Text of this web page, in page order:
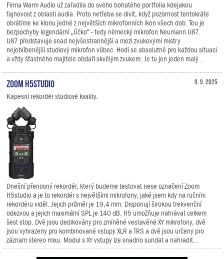
Firma Warm Audio už zařadila do svého bohatého portfolia kdejakou
fajnovost z oblasti audia. Proto netřeba se divit, když pozornost tentokráte
obrátíme ke klonu jedné z největších mikrofonních ikon všech dob. Tou je
bezpochyby legendární „Účko“ - tedy německý mikrofon Neumann U87.
U87 představuje snad nejvšestrannější a mezi zvukovými mistry
nejoblíbenější studiový mikrofon vůbec. Hodí se absolutně pro každou situaci
a vždy šťastného majitele obdaří skvělým zvukem. Je tu jen jeden malý...
9. 9. 2025
Zoom H5studio
Kapesní rekordér studiové kvality.
Dnešní přenosný rekordér, který budeme testovat nese označení Zoom
H5studio a je to rekordér s největšími mikrofony, jaké jsem kdy na ručním
rekordéru viděl. Jejich průměr je 19,4 mm. Disponují širokou frekvenční
odezvou a jejich maximální SPL je 140 dB. H5 umožňuje nahrávat celkem
šest stop. Dvě jsou dedikovány pro zmíněné vestavěné XY mikrofony, dvě
jsou vyhrazeny pro kombinované vstupy XLR a TRS a dvě jsou určeny pro
záznam stereo mixu. Modul s XY vstupy lze snadno sundat a nahradit...